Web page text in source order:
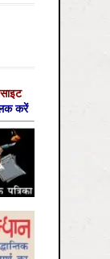
करें